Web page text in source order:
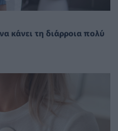
κάνει τη διάρροια πολύ